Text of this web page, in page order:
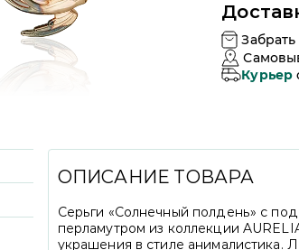
Забрать
Курьер
ОПИСАНИЕ ТОВАРА
Серьги «Солнечный полдень» с
перламутром из коллекции
украшения в стиле анималистика.